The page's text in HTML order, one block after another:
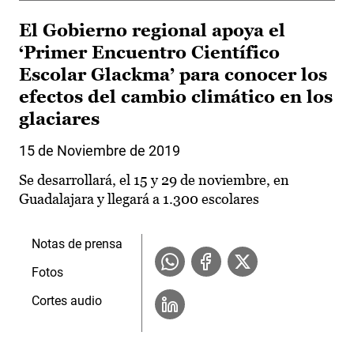
El Gobierno regional apoya el
‘Primer Encuentro Científico
Escolar Glackma’ para conocer los
efectos del cambio climático en los
glaciares
15 de Noviembre de 2019
Se desarrollará, el 15 y 29 de noviembre, en
Guadalajara y llegará a 1.300 escolares
Notas de prensa
Fotos
Cortes audio